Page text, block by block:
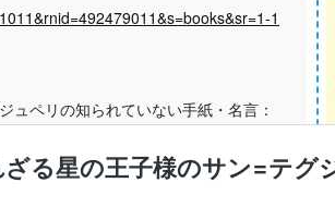
1
ュペリの知られていない手紙・名言：